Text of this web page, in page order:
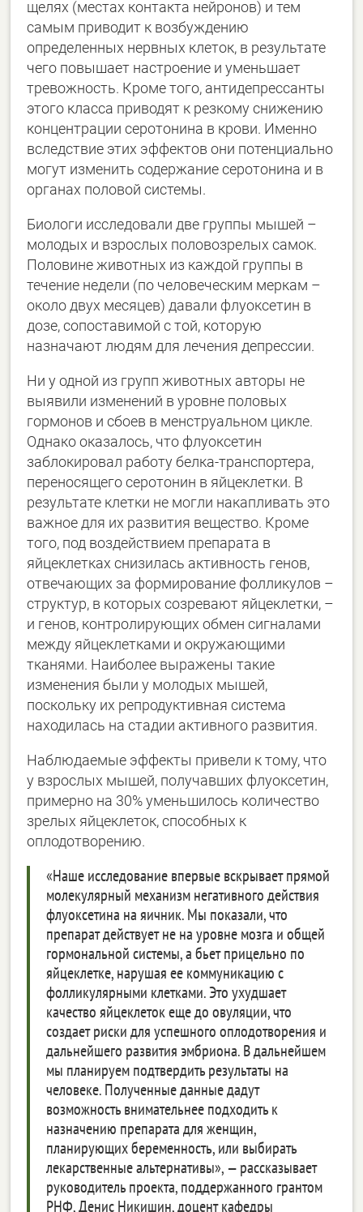
щелях (местах контакта нейронов) и тем
самым приводит к возбуждению
определенных нервных клеток, в результате
чего повышает настроение и уменьшает
тревожность. Кроме того, антидепрессанты
этого класса приводят к резкому снижению
концентрации серотонина в крови. Именно
вследствие этих эффектов они потенциально
могут изменить содержание серотонина и в
органах половой системы.
Биологи исследовали две группы мышей –
молодых и взрослых половозрелых самок.
Половине животных из каждой группы в
течение недели (по человеческим меркам –
около двух месяцев) давали флуоксетин в
дозе, сопоставимой с той, которую
назначают людям для лечения депрессии.
Ни у одной из групп животных авторы не
выявили изменений в уровне половых
гормонов и сбоев в менструальном цикле.
Однако оказалось, что флуоксетин
заблокировал работу белка-транспортера,
переносящего серотонин в яйцеклетки. В
результате клетки не могли накапливать это
важное для их развития вещество. Кроме
того, под воздействием препарата в
яйцеклетках снизилась активность генов,
отвечающих за формирование фолликулов –
структур, в которых созревают яйцеклетки, –
и генов, контролирующих обмен сигналами
между яйцеклетками и окружающими
тканями. Наиболее выражены такие
изменения были у молодых мышей,
поскольку их репродуктивная система
находилась на стадии активного развития.
Наблюдаемые эффекты привели к тому, что
у взрослых мышей, получавших флуоксетин,
примерно на 30% уменьшилось количество
зрелых яйцеклеток, способных к
оплодотворению.
«Наше исследование впервые вскрывает прямой
молекулярный механизм негативного действия
флуоксетина на яичник. Мы показали, что
препарат действует не на уровне мозга и общей
гормональной системы, а бьет прицельно по
яйцеклетке, нарушая ее коммуникацию с
фолликулярными клетками. Это ухудшает
качество яйцеклеток еще до овуляции, что
создает риски для успешного оплодотворения и
дальнейшего развития эмбриона. В дальнейшем
мы планируем подтвердить результаты на
человеке. Полученные данные дадут
возможность внимательнее подходить к
назначению препарата для женщин,
планирующих беременность, или выбирать
лекарственные альтернативы», — рассказывает
руководитель проекта, поддержанного грантом
РНФ, Денис Никишин, доцент кафедры